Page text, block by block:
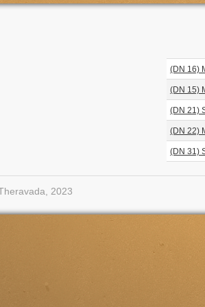
(DN 16)
(DN 15)
(DN 21)
(DN 22)
(DN 31)
2023